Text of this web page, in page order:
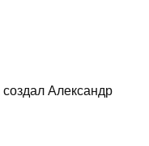
Александр